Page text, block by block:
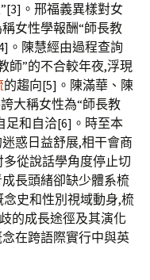
。邢福義異樣對女
女性學報酬“師長教
。陳慧經由過程查詢
師”的不合較年夜,浮現
的趨向[5]。陳滿華、陳
大稱女性為“師長教
足和自洽[6]。時至本
惑日益舒展,相干會商
從說話學角度停止切
長頭緒卻缺少體系梳
史和性別視域動身,梳
的成長途徑及其演化
在跨語際實行中與英